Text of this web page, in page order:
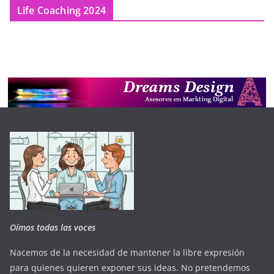
Life Coaching 2024
Oímos todas las voces
Nacemos de la necesidad de mantener la libre expresión
para quienes quieren exponer sus ideas. No pretendemos